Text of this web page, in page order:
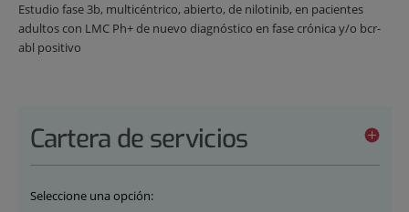
Estudio fase 3b, multicéntrico, abierto, de nilotinib, en pacientes
adultos con LMC Ph+ de nuevo diagnóstico en fase crónica y/o bcr-
abl positivo
Cartera de servicios
Seleccione una opción: